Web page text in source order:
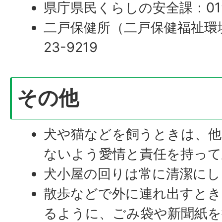
県庁県民くらしの安全課：
二戸保健所（二戸保健福祉
23-9219
その他
犬や猫などを飼うときは、
ないよう愛情と責任を持っ
犬小屋の回りは常に清潔に
散歩などで外に連れ出すと
るように、ごみ袋や新聞紙